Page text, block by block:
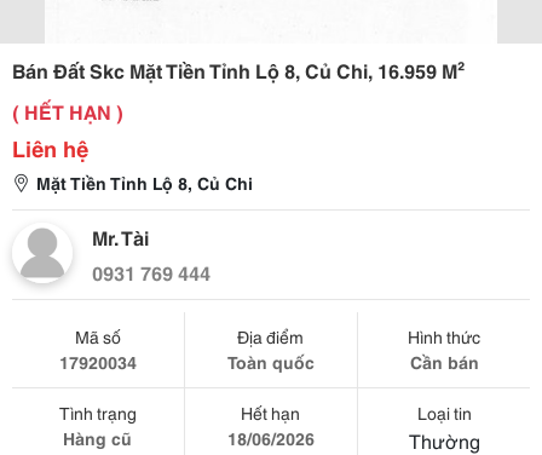
Bán Đất Skc Mặt Tiền Tỉnh Lộ 8, Củ Chi, 16.959 M²
( HẾT HẠN )
Liên hệ
Mặt Tiền Tỉnh Lộ 8, Củ Chi
Mr. Tài
0931 769 444
Mã số
17920034
Địa điểm
Toàn quốc
Hình thức
Cần bán
Tình trạng
Hàng cũ
Hết hạn
18/06/2026
Loại tin
Thường